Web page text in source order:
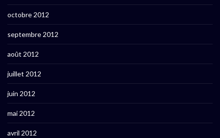
octobre 2012
septembre 2012
août 2012
juillet 2012
juin 2012
mai 2012
avril 2012